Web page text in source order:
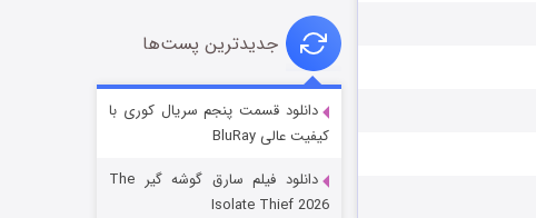
قسمت۶ (زیرنویس)
جدیدترین پست‌ها
دانلود قسمت پنجم سریال کوری با
کیفیت عالی BluRay
دانلود فیلم سارق گوشه گیر The
Isolate Thief 2026